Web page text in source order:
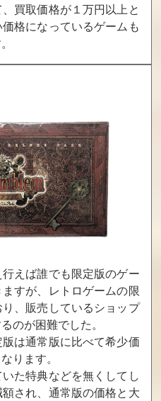
O･SHI･
しの星
価格
恐竜戦隊ジュウ
レンジャー
買取価格
13,000
価格 買取価格
12,100
ォーズ
襲
価格 買取価格
買取価格が１万円以上と
格になっているゲームも
えば誰でも限定版のゲー
すが、レトロゲームの限
、販売しているショップ
のが困難でした。
は通常版に比べて希少価
ります。
た特典などを無くしてし
され、通常版の価格と大